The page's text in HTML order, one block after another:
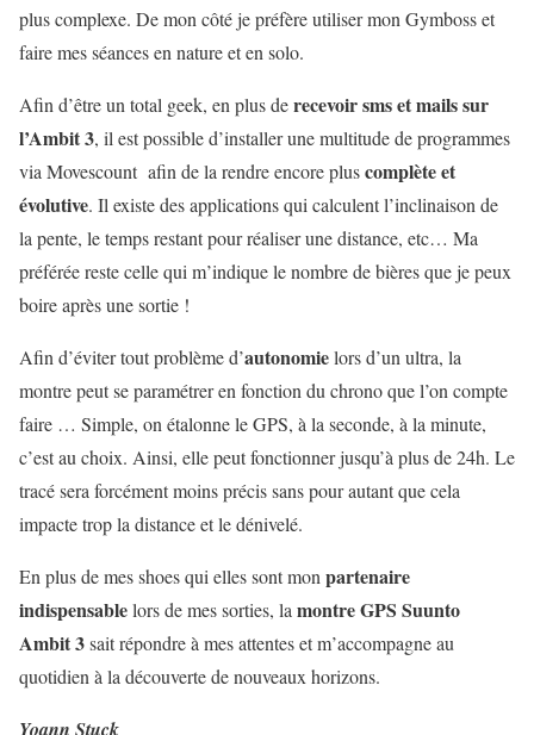
plus complexe. De mon côté je préfère utiliser mon Gymboss et
faire mes séances en nature et en solo.
Afin d’être un total geek, en plus derecevoir sms et mails sur
l’Ambit 3, il est possible d’installer une multitude de programmes
via Movescount afin de la rendre encore pluscomplète et
évolutive. Il existe des applications qui calculent l’inclinaison de
la pente, le temps restant pour réaliser une distance, etc… Ma
préférée reste celle qui m’indique le nombre de bières que je peux
boire après une sortie !
Afin d’éviter tout problème d’autonomielors d’un ultra, la
montre peut se paramétrer en fonction du chrono que l’on compte
faire … Simple, on étalonne le GPS, à la seconde, à la minute,
c’est au choix. Ainsi, elle peut fonctionner jusqu’à plus de 24h. Le
tracé sera forcément moins précis sans pour autant que cela
impacte trop la distance et le dénivelé.
En plus de mes shoes qui elles sont monpartenaire
indispensablelors de mes sorties, lamontre GPS Suunto
Ambit 3sait répondre à mes attentes et m’accompagne au
quotidien à la découverte de nouveaux horizons.
Yoann Stuck